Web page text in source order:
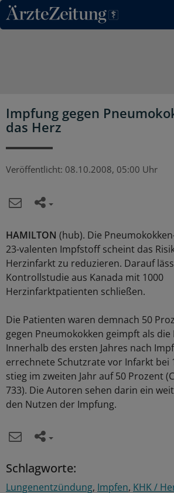
Direkt zum Inhaltsbereich
Impfung gegen
das Herz
Veröffentlicht: 08.10.2008, 05:00 Uhr
HAMILTON (hub). Die
23-valenten Impfstoff scheint das
Herzinfarkt zu reduzieren. Darauf
Kontrollstudie aus Kanada mit 1000
Herzinfarktpatienten schließen.
Die Patienten waren demnach 50
gegen Pneumokokken geimpft als
Innerhalb des ersten Jahres nach
errechnete Schutzrate vor Infarkt bei
stieg im zweiten Jahr auf 50 Prozent
733). Die Autoren sehen darin ein
den Nutzen der Impfung.
Schlagworte:
Lungenentzündung Impfen KHK /